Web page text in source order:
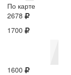
По карте
2678
1700
1600